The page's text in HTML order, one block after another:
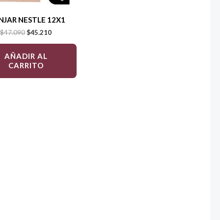
NESTLE 12X1
$47.090$45.210
AÑADIR AL
CARRITO